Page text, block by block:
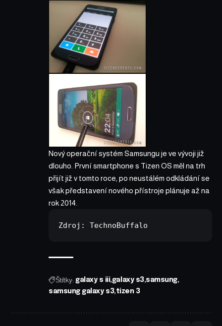
Nový operační systém Samsungu je ve vývoji již
dlouho. První smartphone s Tizen OS měl na trh
přijít již v tomto roce, po neustálém odkládání se
však představení nového přístroje plánuje až na
rok 2014.
Zdroj: TechnoBuffalo
Štítky: galaxy s iii galaxy s3 samsung
samsung galaxy s3 tizen 3